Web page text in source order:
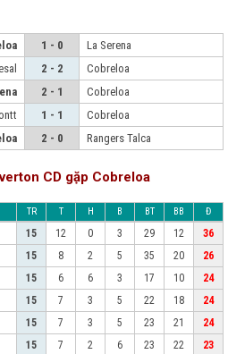
1 - 0
La Serena
2 - 2
Cobreloa
2 - 1
Cobreloa
1 - 1
Cobreloa
2 - 0 Rangers Talca
CD gặp Cobreloa
TR T H B BT BB Đ
15 12 0 3 29 12
36
15 8 2 5 35 20
26
15 6 6 3 17 10
24
15 7 3 5 22 18
24
15 7 3 5 23 21
24
15 7 2 6 23 22
23